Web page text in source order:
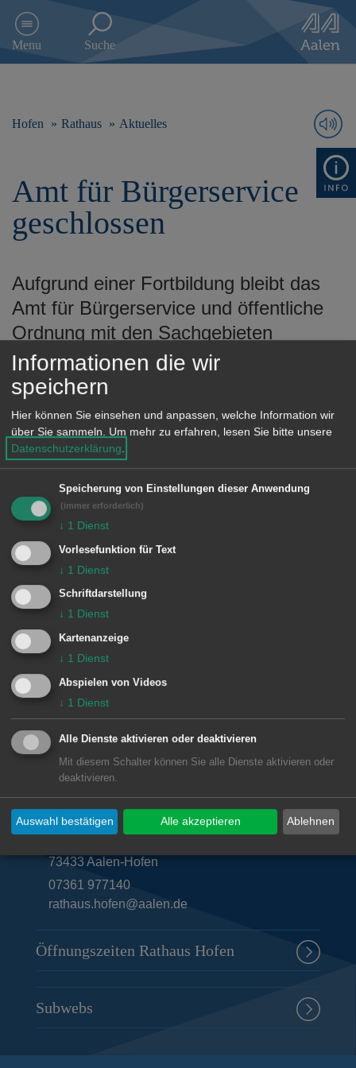
e
h
n
Menu Suche
Hofen Rathaus Aktuelles
Amt für Bürgerservice
geschlossen
Aufgrund einer Fortbildung bleibt das
Amt für Bürgerservice und öffentliche
Ordnung mit den Sachgebieten
Bürgeramt, Standesamt,
Ausländerbehörde, Ortspolizeibehörde,
Bußgeldstelle,
Straßenverkehrsbehörde im Aalener
Rathaus sowie die Rathäuser in den
Ortschaften am Donnerstag, 19.
Oktober vormittags geschlossen.
Die Mitarbeiter*innen stehen dann für
Anliegen gerne zu den regulären
Öffnungszeiten am Nachmittag wieder
zur Verfügung.
© Stadt Aalen, 12.10.2023
Unsere Anschrift
Rathaus Hofen
Dorfstraße 9
73433Aalen-Hofen
07361 977140
rathaus.hofen@aalen.de
Öffnungszeiten Rathaus Hofen
Subwebs
Informationen die wir
speichern
Hier können Sie einsehen und anpassen, welche Information wir
über Sie sammeln.
Um mehr zu erfahren, lesen Sie bitte unsere
Datenschutzerklärung
Speicherung von Einstellungen dieser Anwendung
(immer erforderlich)
↓ 1 Dienst
Vorlesefunktion für Text
↓ 1 Dienst
Schriftdarstellung
↓ 1 Dienst
Kartenanzeige
↓ 1 Dienst
Abspielen von Videos
↓ 1 Dienst
Alle Dienste aktivieren oder deaktivieren
Mit diesem Schalter können Sie alle Dienste aktivieren oder
deaktivieren.
Ablehnen
Auswahl bestätigen Alle akzeptieren